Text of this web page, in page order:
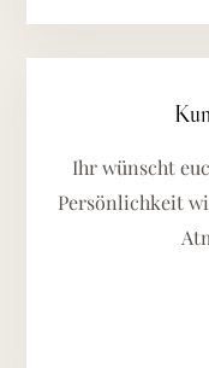
Ihr wünscht
Persönlichkeit